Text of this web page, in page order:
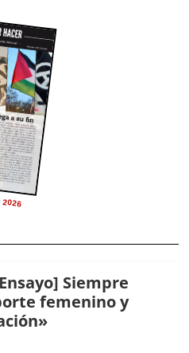
2026
Siempre
femenino y
»